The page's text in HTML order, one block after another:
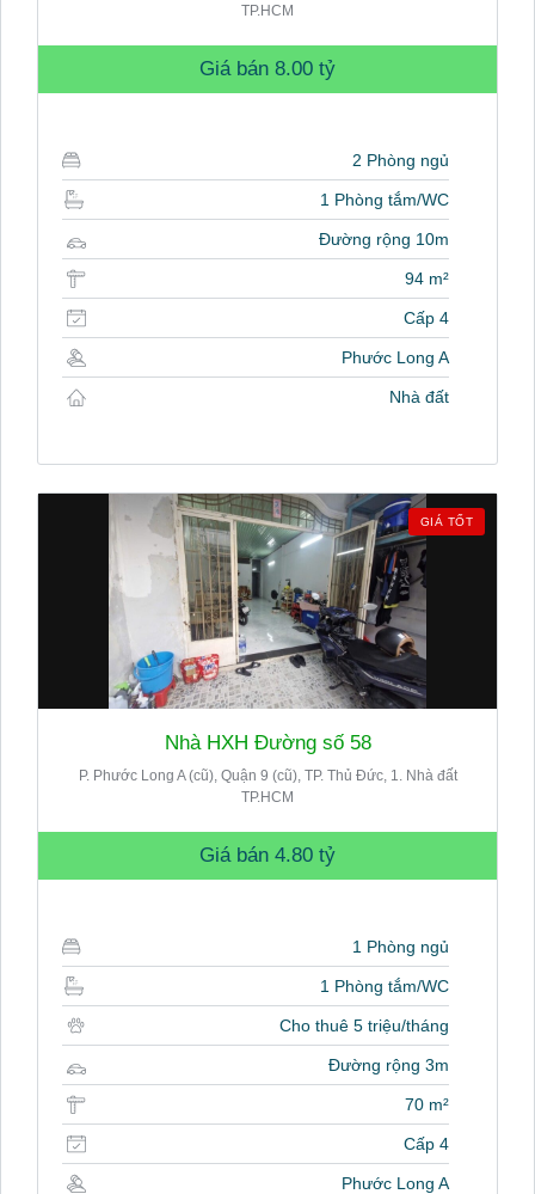
TP.HCM
Giá bán 8.00 tỷ
2 Phòng ngủ
1 Phòng tắm/WC
Đường rộng 10m
94 m²
Cấp 4
Phước Long A
Nhà đất
GIÁ TỐT
Nhà HXH Đường số 58
P. Phước Long A (cũ), Quận 9 (cũ), TP. Thủ Đức, 1. Nhà đất
TP.HCM
Giá bán 4.80 tỷ
1 Phòng ngủ
1 Phòng tắm/WC
Cho thuê 5 triệu/tháng
Đường rộng 3m
70 m²
Cấp 4
Phước Long A